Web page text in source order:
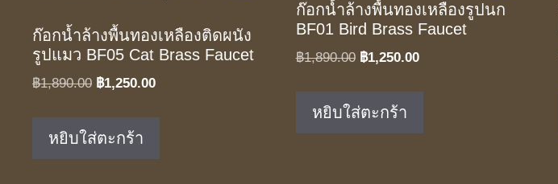
ก๊อกน้ำล้างพื้นทองเหลืองติดผนัง
รูปแมว BF05 Cat Brass Faucet
฿1,890.00 Original
฿1,890.00.
฿1,250.00Current
หยิบใส่ตะกร้า
ก๊อกน้ำล้างพื้นทองเหลืองรูปนก
BF01 Bird Brass Faucet
฿1,890.00 Original
฿1,890.00.
฿1,250.00Current
หยิบใส่ตะกร้า